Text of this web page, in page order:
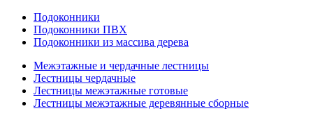
Подоконники
Подоконники ПВХ
Подоконники из массива дерева
Межэтажные и чердачные лестницы
Лестницы чердачные
Лестницы межэтажные готовые
Лестницы межэтажные деревянные сборные